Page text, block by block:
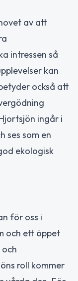
av att
intressen så
kan
också att
ingår i
ses som en
ekologisk
för oss i
och ett öppet
roll kommer